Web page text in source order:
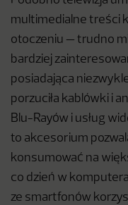
multimedialne treści
otoczeniu — trudno
bardziej
posiadająca
porzuciła kablówki i
Blu-Rayów i usług
to akcesorium
konsumować na
co dzień w
ze smartfonów